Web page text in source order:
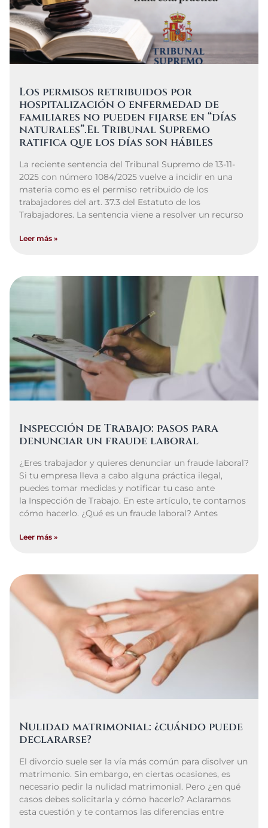
Los permisos retribuidos por
hospitalización o enfermedad de
familiares no pueden fijarse en “días
naturales”.El Tribunal Supremo
ratifica que los días son hábiles
La reciente sentencia del Tribunal Supremo de 13-11-
2025 con número 1084/2025 vuelve a incidir en una
materia como es el permiso retribuido de los
trabajadores del art. 37.3 del Estatuto de los
Trabajadores. La sentencia viene a resolver un recurso
Leer más »
Inspección de Trabajo: pasos para
denunciar un fraude laboral
¿Eres trabajador y quieres denunciar un fraude laboral?
Si tu empresa lleva a cabo alguna práctica ilegal,
puedes tomar medidas y notificar tu caso ante
la Inspección de Trabajo. En este artículo, te contamos
cómo hacerlo. ¿Qué es un fraude laboral? Antes
Leer más »
Nulidad matrimonial: ¿cuándo puede
declararse?
El divorcio suele ser la vía más común para disolver un
matrimonio. Sin embargo, en ciertas ocasiones, es
necesario pedir la nulidad matrimonial. Pero ¿en qué
casos debes solicitarla y cómo hacerlo? Aclaramos
esta cuestión y te contamos las diferencias entre